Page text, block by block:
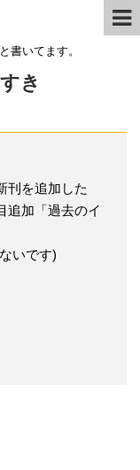
書いてます。
き
刊を追加した
追加「過去のイ
いです)